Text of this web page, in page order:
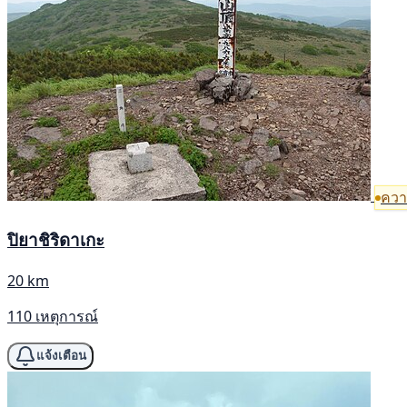
คว
ปิยาชิริดาเกะ
20 km
110 เหตุการณ์
แจ้งเตือน